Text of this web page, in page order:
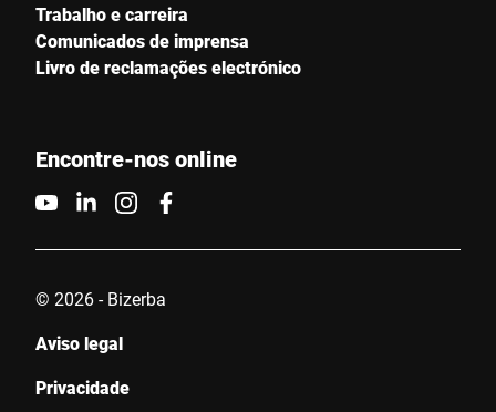
Trabalho e carreira
Comunicados de imprensa
Livro de reclamações electrónico
Encontre-nos online
© 2026 - Bizerba
Aviso legal
Privacidade